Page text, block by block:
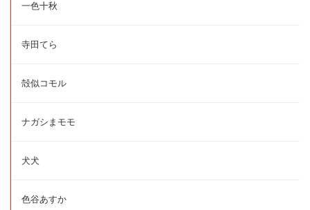
一色十秋
寺田てら
殻似コモル
ナガシまモモ
犬犬
色谷あすか